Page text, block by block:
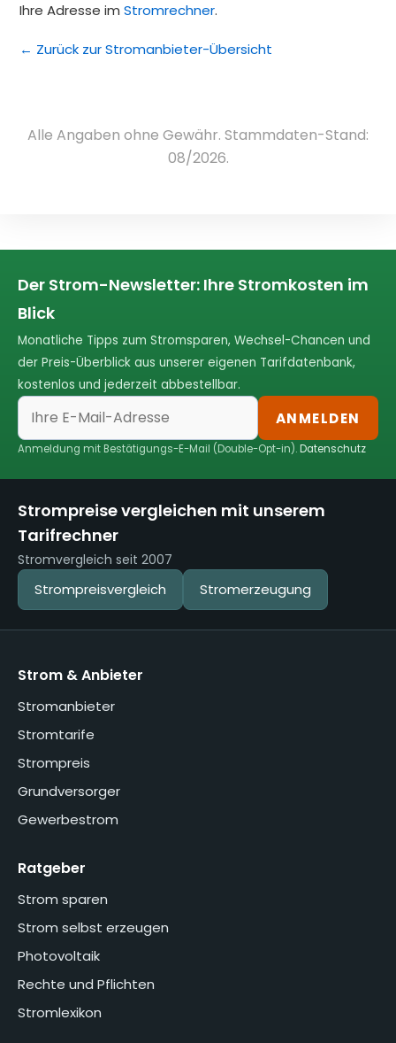
Ihre Adresse imStromrechner.
← Zurück zur Stromanbieter-Übersicht
Alle Angaben ohne Gewähr. Stammdaten-Stand:
08/2026.
Der Strom-Newsletter: Ihre Stromkosten im
Blick
Monatliche Tipps zum Stromsparen, Wechsel-Chancen und
der Preis-Überblick aus unserer eigenen Tarifdatenbank,
kostenlos und jederzeit abbestellbar.
ANMELDEN
Anmeldung mit Bestätigungs-E-Mail (Double-Opt-in).Datenschutz
Strompreise vergleichen mit unserem
Tarifrechner
Stromvergleich seit 2007
Strompreisvergleich Stromerzeugung
Strom & Anbieter
Stromanbieter
Stromtarife
Strompreis
Grundversorger
Gewerbestrom
Ratgeber
Strom sparen
Strom selbst erzeugen
Photovoltaik
Rechte und Pflichten
Stromlexikon